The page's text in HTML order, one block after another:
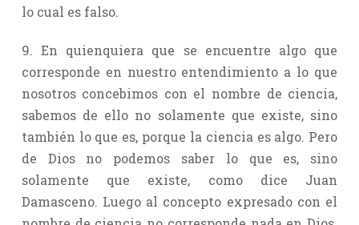
lo cual es falso.
9. En quienquiera que se encuentre algo que
corresponde en nuestro entendimiento a lo que
nosotros concebimos con el nombre de ciencia,
sabemos de ello no solamente que existe, sino
también lo que es, porque la ciencia es algo. Pero
de Dios no podemos saber lo que es, sino
solamente que existe, como dice Juan
Damasceno. Luego al concepto expresado con el